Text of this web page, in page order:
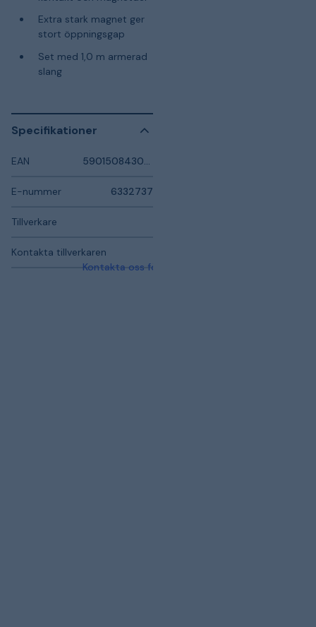
Extra stark magnet ger
stort öppningsgap
Set med 1,0 m armerad
slang
Specifikationer
EAN
E-nummer 6332737
Tillverkare
Kontakta tillverkaren
Kontakta oss för mer information